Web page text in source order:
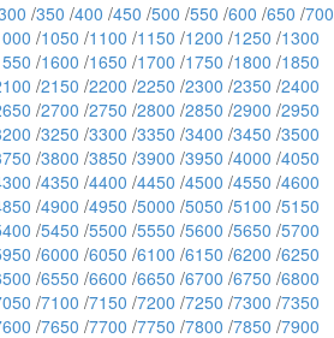
/350 /400 /450 /500 /550 /600 /650 /700
/1050 /1100 /1150 /1200 /1250 /1300
/1600 /1650 /1700 /1750 /1800 /1850
/2150 /2200 /2250 /2300 /2350 /2400
/2700 /2750 /2800 /2850 /2900 /2950
/3250 /3300 /3350 /3400 /3450 /3500
/3800 /3850 /3900 /3950 /4000 /4050
/4350 /4400 /4450 /4500 /4550 /4600
/4900 /4950 /5000 /5050 /5100 /5150
/5450 /5500 /5550 /5600 /5650 /5700
/6000 /6050 /6100 /6150 /6200 /6250
/6550 /6600 /6650 /6700 /6750 /6800
/7100 /7150 /7200 /7250 /7300 /7350
/7650 /7700 /7750 /7800 /7850 /7900